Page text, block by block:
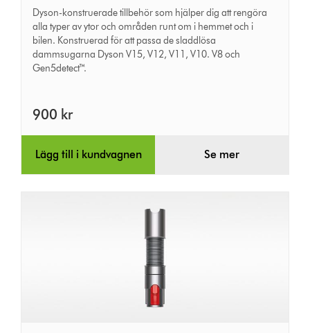
rengöringskit
Dyson-konstruerade tillbehör som hjälper dig att rengöra
alla typer av ytor och områden runt om i hemmet och i
bilen. Konstruerad för att passa de sladdlösa
dammsugarna Dyson V15, V12, V11, V10. V8 och
Gen5detect™.
900 kr
Lägg till i kundvagnen Se mer